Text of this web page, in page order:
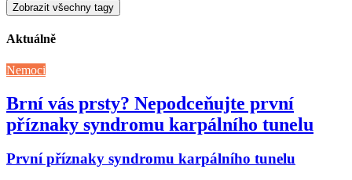
Zobrazit všechny tagy
Aktuálně
Nemoci
Brní vás prsty? Nepodceňujte první
příznaky syndromu karpálního tunelu
První příznaky syndromu karpálního tunelu